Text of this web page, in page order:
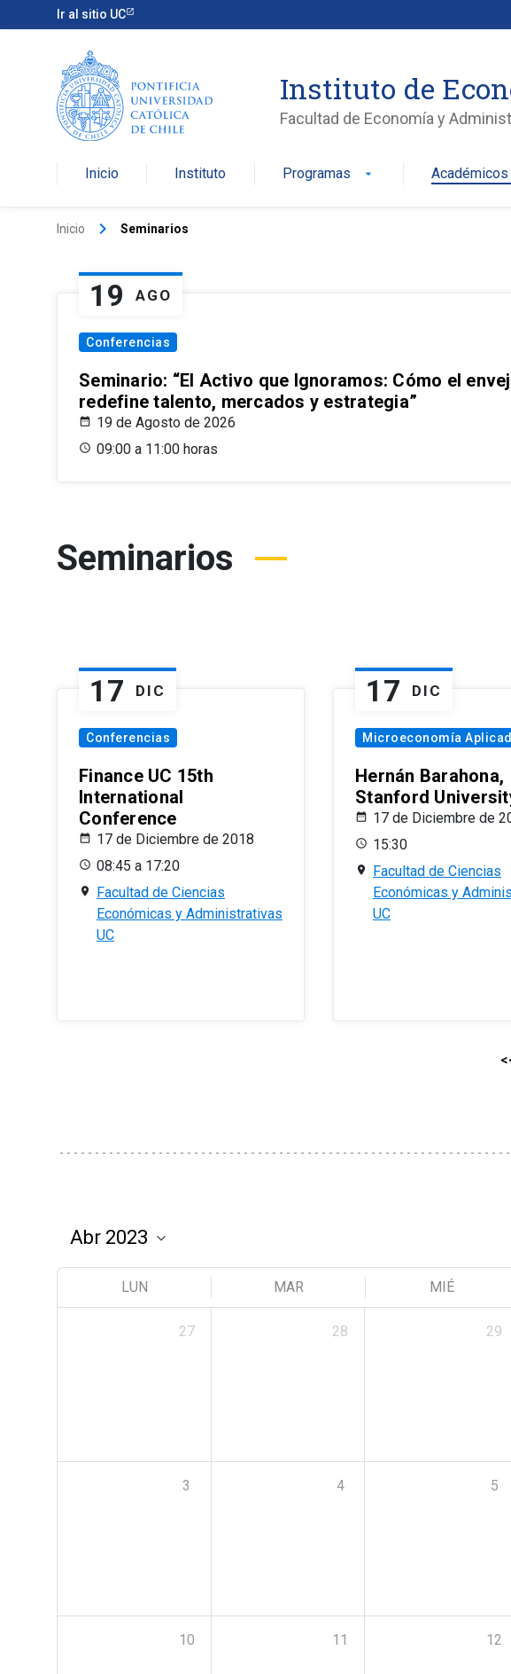
Ir al sitio UC
Instituto de
Facultad de Economía y
Inicio Instituto Programas arrow_drop_down
Inicio keyboard_arrow_right Seminarios
19 AGO
Conferencias
Seminario: “El Activo que Ignoramos: Cómo el
redefine talento, mercados y estrategia”
19 de Agosto de 2026
09:00 a 11:00 horas
Seminarios
17 DIC
Conferencias
Finance UC 15th
International
Conference
17 de Diciembre de 2018
08:45 a 17:20
Facultad de Ciencias
Económicas y Administrativas
UC
17 DIC
Microeconomía
Hernán Barahona,
Stanford
17 de Diciembre de
15:30
Facultad de Ciencias
Económicas y
UC
LUN MAR MIÉ
27 28 29
3 4 5
10 11 12